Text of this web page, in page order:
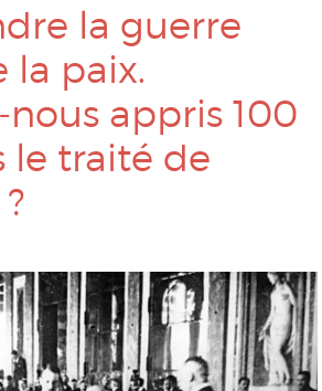
la guerre
la paix.
nous appris 100
le traité de